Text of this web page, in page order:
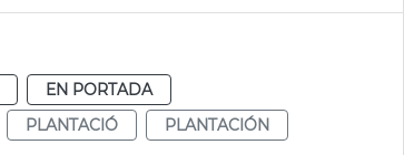
EN PORTADA
PLANTACIÓ PLANTACIÓN